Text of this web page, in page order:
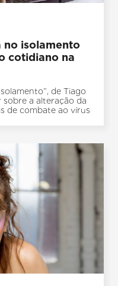
no isolamento
cotidiano na
de Tiago
sobre a alteração da
de combate ao vírus